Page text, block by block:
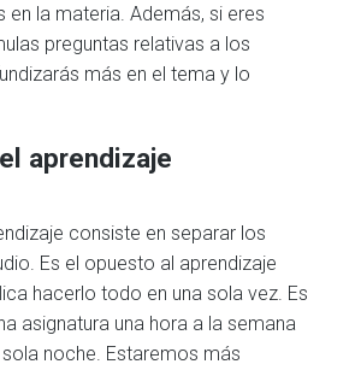
en la materia. Además, si eres
preguntas relativas a los
más en el tema y lo
aprendizaje
consiste en separar los
Es el opuesto al aprendizaje
hacerlo todo en una sola vez. Es
asignatura una hora a la semana
noche. Estaremos más